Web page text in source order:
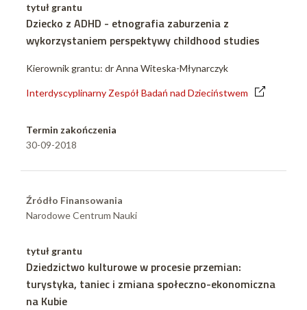
tytuł grantu
Dziecko z ADHD - etnografia zaburzenia z
wykorzystaniem perspektywy childhood studies
Kierownik grantu: dr Anna Witeska-Młynarczyk
Interdyscyplinarny Zespół Badań nad Dzieciństwem
Termin zakończenia
30-09-2018
Źródło Finansowania
Narodowe Centrum Nauki
tytuł grantu
Dziedzictwo kulturowe w procesie przemian:
turystyka, taniec i zmiana społeczno-ekonomiczna
na Kubie